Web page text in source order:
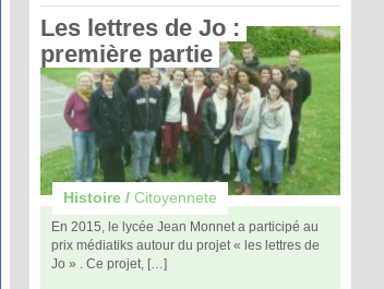
Les lettres de Jo :
première partie
Histoire / Citoyennete
En 2015, le lycée Jean Monnet a participé au
prix médiatiks autour du projet « les lettres de
Jo » . Ce projet, […]